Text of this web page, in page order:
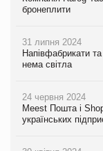
бронеплити
31 липня 2024
Напівфабрикати
нема світла
24 червня 2024
Meest Пошта і
українських